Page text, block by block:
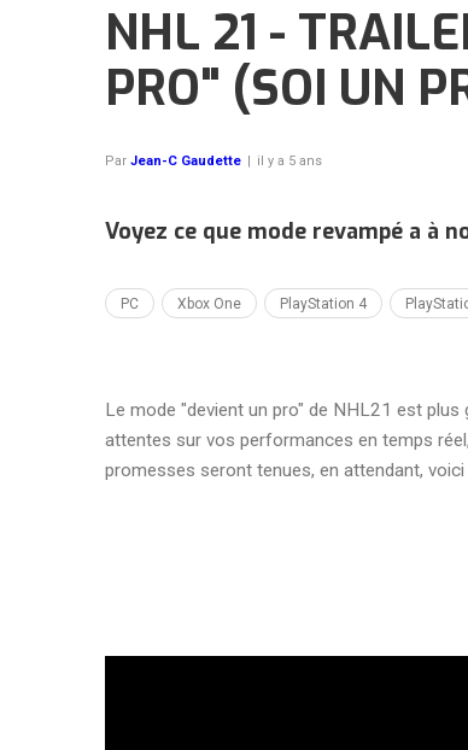
NHL 21 -
PRO" (SOI UN
Par Jean-C Gaudette | il y a 5 ans
Voyez ce que mode revampé a à
PC Xbox One PlayStation 4
Le mode "devient un pro" de NHL21 est
attentes sur vos performances en temps
promesses seront tenues, en attendant,